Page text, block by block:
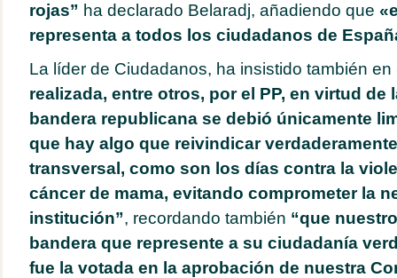
rojas” ha declarado Belaradj, añadiendo que
representa a todos los ciudadanos de
La líder de Ciudadanos, ha insistido también en
realizada, entre otros, por el PP, en virtud de
bandera republicana se debió únicamente
que hay algo que reivindicar
transversal, como son los días contra la
cáncer de mama, evitando comprometer la
institución”, recordando también “que
bandera que represente a su ciudadanía
fue la votada en la aprobación de nuestra